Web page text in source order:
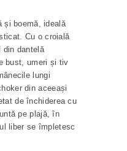
și boemă, ideală
Cu o croială
din dantelă
bust, umeri și tiv
lungi
din aceeași
de închiderea cu
pe plajă, în
liber se împletesc